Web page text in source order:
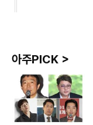
아주PICK >